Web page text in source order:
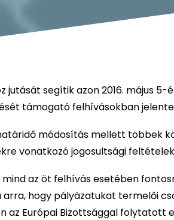
jutását segítik azon 2016. május
támogató felhívásokban
módosítás mellett többek
vonatkozó jogosultsági
mind az öt felhívás esetében
hogy pályázatukat termelői
az Európai Bizottsággal folytatott